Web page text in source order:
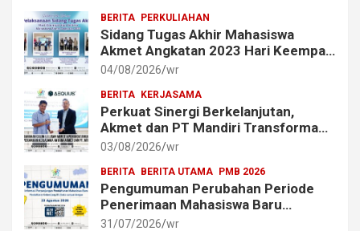
BERITA PERKULIAHAN
Sidang Tugas Akhir Mahasiswa
Akmet Angkatan 2023 Hari Keempat
dan Kelima Berlangsung Lancar
04/08/2026 wr
BERITA KERJASAMA
Perkuat Sinergi Berkelanjutan,
Akmet dan PT Mandiri Transforma
Global (MTG) Resmi Perpanjang
03/08/2026 wr
BERITA BERITA UTAMA PMB 2026
Pengumuman Perubahan Periode
Penerimaan Mahasiswa Baru
Akademi Metrologi dan
31/07/2026 wr